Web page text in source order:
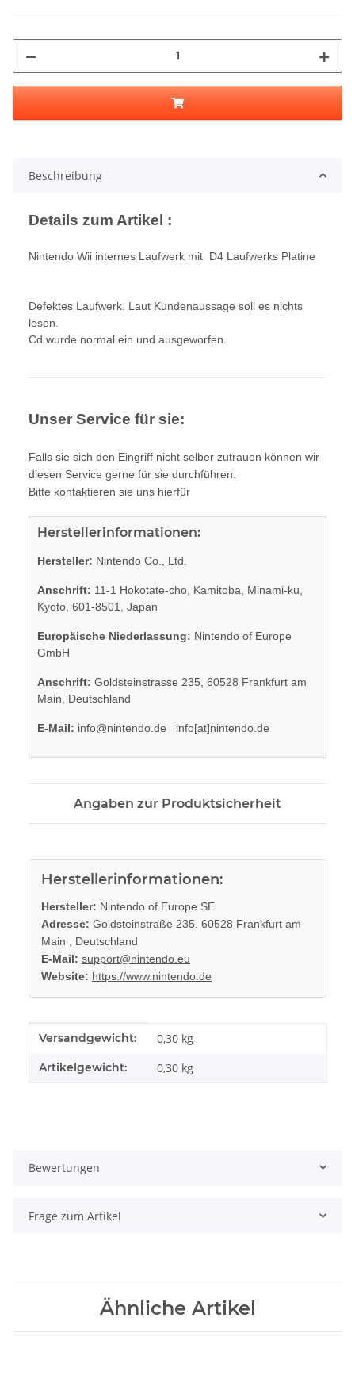
Beschreibung
Details zum Artikel :
Nintendo Wii internes Laufwerk mit D4 Laufwerks Platine
Defektes Laufwerk. Laut Kundenaussage soll es nichts
lesen.
Cd wurde normal ein und ausgeworfen.
Unser Service für sie:
Falls sie sich den Eingriff nicht selber zutrauen können wir
diesen Service gerne für sie durchführen.
Bitte kontaktieren sie uns hierfür
Herstellerinformationen:
Hersteller: Nintendo Co., Ltd.
Anschrift: 11-1 Hokotate-cho, Kamitoba, Minami-ku,
Kyoto, 601-8501, Japan
Europäische Niederlassung: Nintendo of Europe
GmbH
Anschrift: Goldsteinstrasse 235, 60528 Frankfurt am
Main, Deutschland
E-Mail: info@nintendo.de info[at]nintendo.de
Angaben zur Produktsicherheit
Herstellerinformationen:
Hersteller: Nintendo of Europe SE
Adresse: Goldsteinstraße 235, 60528 Frankfurt am
Main , Deutschland
E-Mail: support@nintendo.eu
Website: https://www.nintendo.de
Produkteigenschaft
Wert
Versandgewicht: 0,30 kg
Artikelgewicht: 0,30 kg
Bewertungen
Frage zum Artikel
Ähnliche Artikel